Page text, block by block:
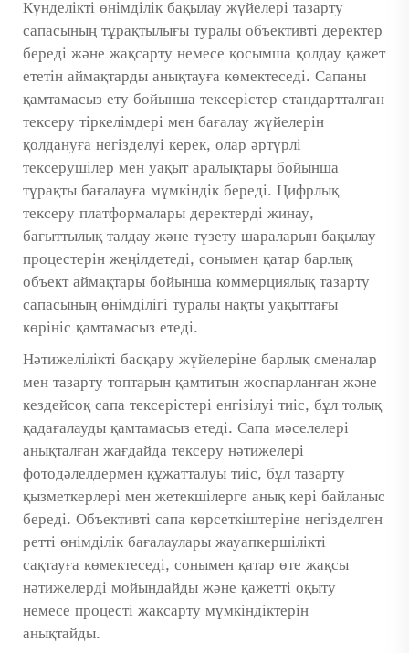
Күнделікті өнімділік бақылау жүйелері тазарту
сапасының тұрақтылығы туралы объективті деректер
береді және жақсарту немесе қосымша қолдау қажет
ететін аймақтарды анықтауға көмектеседі. Сапаны
қамтамасыз ету бойынша тексерістер стандартталған
тексеру тіркелімдері мен бағалау жүйелерін
қолдануға негізделуі керек, олар әртүрлі
тексерушілер мен уақыт аралықтары бойынша
тұрақты бағалауға мүмкіндік береді. Цифрлық
тексеру платформалары деректерді жинау,
бағыттылық талдау және түзету шараларын бақылау
процестерін жеңілдетеді, сонымен қатар барлық
объект аймақтары бойынша коммерциялық тазарту
сапасының өнімділігі туралы нақты уақыттағы
көрініс қамтамасыз етеді.
Нәтижелілікті басқару жүйелеріне барлық сменалар
мен тазарту топтарын қамтитын жоспарланған және
кездейсоқ сапа тексерістері енгізілуі тиіс, бұл толық
қадағалауды қамтамасыз етеді. Сапа мәселелері
анықталған жағдайда тексеру нәтижелері
фотодәлелдермен құжатталуы тиіс, бұл тазарту
қызметкерлері мен жетекшілерге анық кері байланыс
береді. Объективті сапа көрсеткіштеріне негізделген
ретті өнімділік бағалаулары жауапкершілікті
сақтауға көмектеседі, сонымен қатар өте жақсы
нәтижелерді мойындайды және қажетті оқыту
немесе процесті жақсарту мүмкіндіктерін
анықтайды.